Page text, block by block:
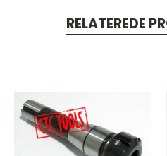
RELATEREDE